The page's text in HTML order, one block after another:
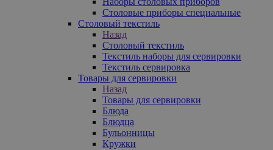
Столовые приборы специальные
Столовый текстиль
Назад
Столовый текстиль
Текстиль наборы для сервировки
Текстиль сервировка
Товары для сервировки
Назад
Товары для сервировки
Блюда
Блюдца
Бульонницы
Кружки